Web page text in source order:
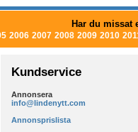
Har du missat
2006 2007 2008 2009 2010
Kundservice
Annonsera
info@lindenytt.com
Annonsprislista